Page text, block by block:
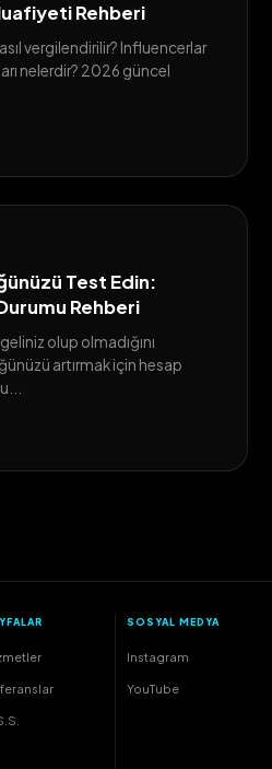
Rehberi
vergilendirilir? Influencerlar
nelerdir? 2026 güncel
Test Edin:
Rehberi
olup olmadığını
artırmak için hesap
SOSYAL MEDYA
Instagram
YouTube